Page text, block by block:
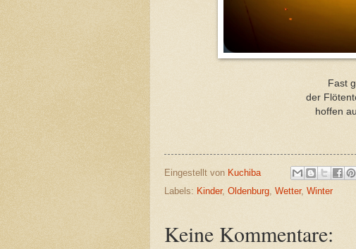
Fast
der
hoffen
Eingestellt von Kuchiba
Labels: Kinder, Oldenburg, Wetter, Winter
Keine Kommentare: